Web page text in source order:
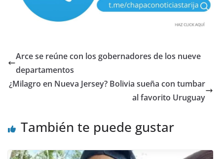
Arce se reúne con los gobernadores de los nueve
departamentos
¿Milagro en Nueva Jersey? Bolivia sueña con tumbar
al favorito Uruguay
También te puede gustar